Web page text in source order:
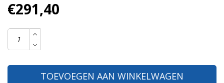
€291,40
TOEVOEGEN AAN WINKELWAGEN